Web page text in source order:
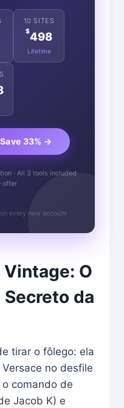
10 SITES
$498
Lifetime
33% →
· All 3 tools included
offer
every new account
O
Secreto da
tirar o fôlego: ela
no desfile
comando de
Jacob K) e